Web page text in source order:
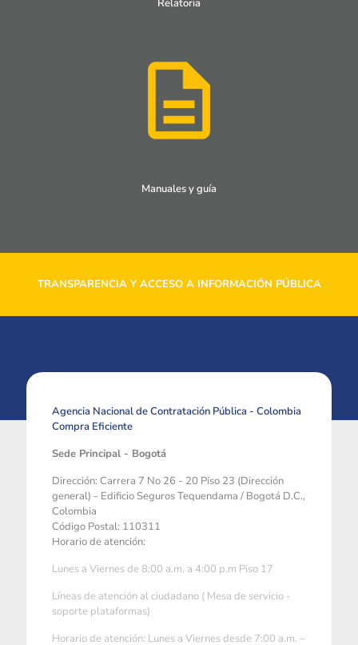
Relatoria
Manuales y guía
TRANSPARENCIA Y ACCESO A INFORMACIÓN PÚBLICA
Agencia Nacional de Contratación Pública - Colombia
Compra Eficiente
Sede Principal - Bogotá
Dirección: Carrera 7 No 26 - 20 Piso 23 (Dirección
general) - Edificio Seguros Tequendama / Bogotá D.C.,
Colombia
Código Postal: 110311
Horario de atención:
Lunes a Viernes de 8:00 a.m. a 4:00 p.m Piso 17
Líneas de atención al ciudadano ( Mesa de servicio -
soporte plataformas)
Horario de atención: Lunes a Viernes desde 7:00 a.m. –